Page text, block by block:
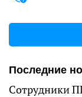
Последние
Сотрудники